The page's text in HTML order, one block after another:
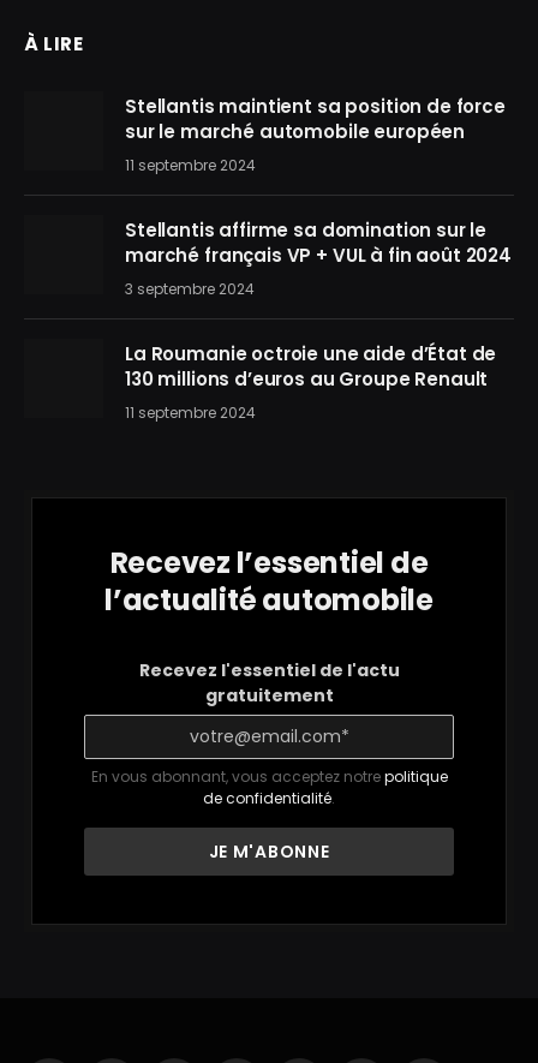
À LIRE
Stellantis maintient sa position de force
sur le marché automobile européen
11 septembre 2024
Stellantis affirme sa domination sur le
marché français VP + VUL à fin août 2024
3 septembre 2024
La Roumanie octroie une aide d’État de
130 millions d’euros au Groupe Renault
11 septembre 2024
Recevez l’essentiel de
l’actualité automobile
Recevez l'essentiel de l'actu
gratuitement
En vous abonnant, vous acceptez notrepolitique
de confidentialité.